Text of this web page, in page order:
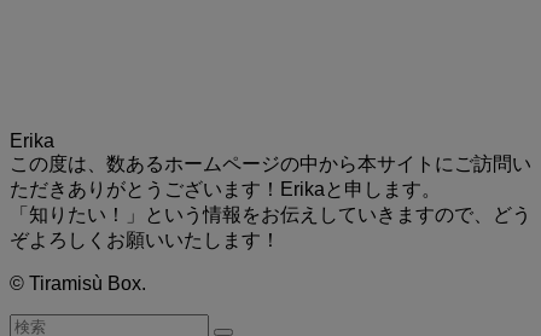
Erika
この度は、数あるホームページの中から本サイトにご訪問い
ただきありがとうございます！Erikaと申します。
「知りたい！」という情報をお伝えしていきますので、どう
ぞよろしくお願いいたします！
© Tiramisù Box.